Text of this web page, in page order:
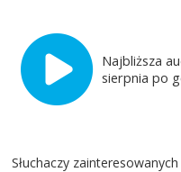
Najbliższa
sierpnia po
Słuchaczy